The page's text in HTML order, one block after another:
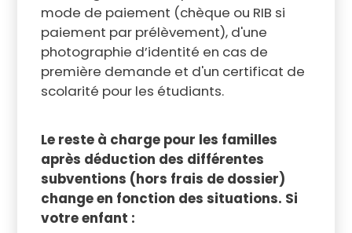
mode de paiement (chèque ou RIB si
paiement par prélèvement), d'une
photographie d’identité en cas de
première demande et d'un certificat de
scolarité pour les étudiants.
Le reste à charge pour les familles
après déduction des différentes
subventions (hors frais de dossier)
change en fonction des situations. Si
votre enfant :